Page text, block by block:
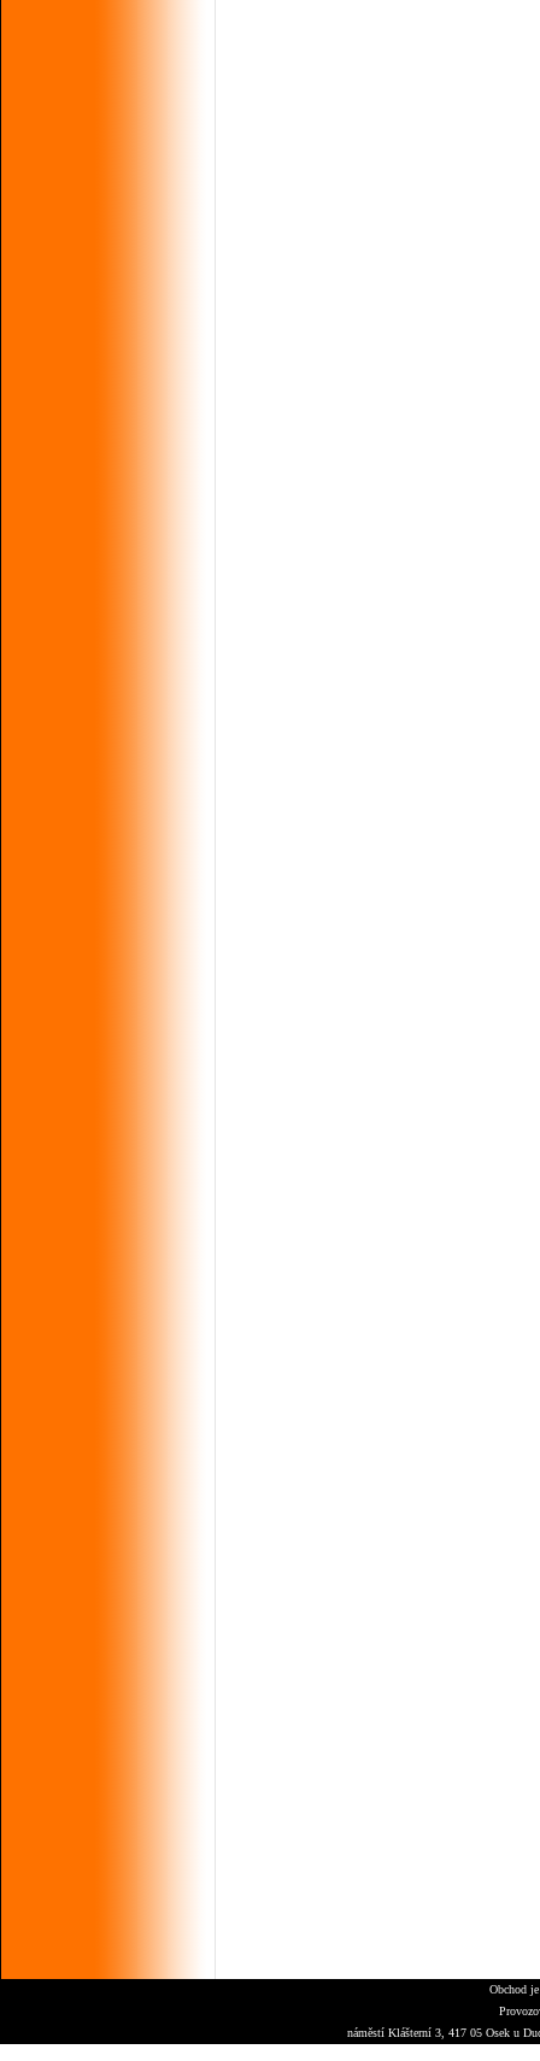
Obchod
náměstí Klášterní 3, 417 05 Osek u